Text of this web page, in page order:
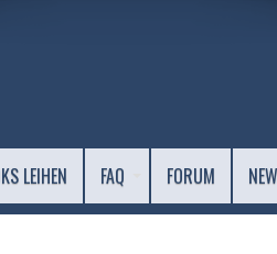
LEIHEN FAQ FORUM